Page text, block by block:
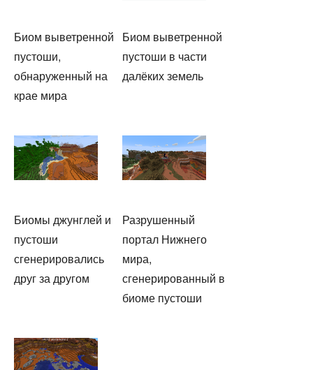
Биом выветренной
пустоши,
обнаруженный на
крае мира
Биом выветренной
пустоши в части
далёких земель
Биомы джунглей и
пустоши
сгенерировались
друг за другом
Разрушенный
портал Нижнего
мира,
сгенерированный в
биоме пустоши